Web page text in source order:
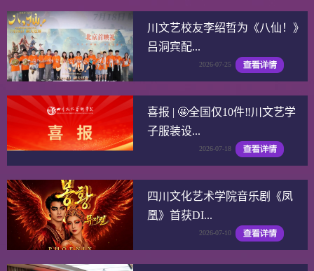
川文艺校友李绍哲为《八仙！》
吕洞宾配...
2026-07-25
喜报 | 🤩全国仅10件‼️川文艺学
子服装设...
2026-07-18
四川文化艺术学院音乐剧《凤
凰》首获DI...
2026-07-10